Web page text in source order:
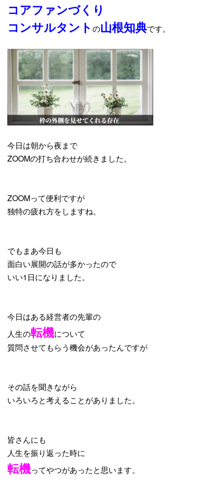
コアファンづくり
コンサルタント の山根知典です。
今日は朝から夜まで
ZOOMの打ち合わせが続きました。
ZOOMって便利ですが
独特の疲れ方をしますね。
でもまあ今日も
面白い展開の話が多かったので
いい1日になりました。
今日はある経営者の先輩の
人生の転機について
質問させてもらう機会があったんですが
その話を聞きながら
いろいろと考えることがありました。
皆さんにも
人生を振り返った時に
転機ってやつがあったと思います。